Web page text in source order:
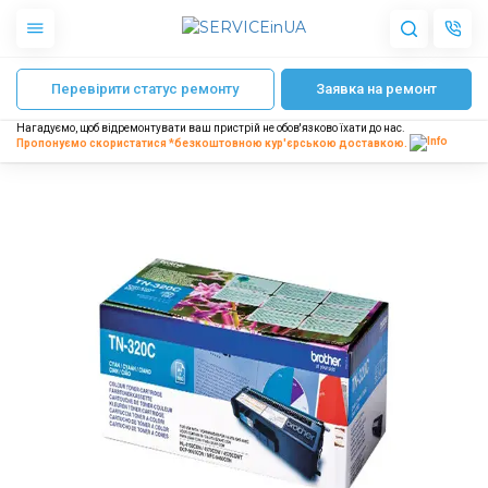
Apple
Гаджети
Акустика
Доставка і оплата
Інтернет-магазин
Перевірити статус ремонту Заявка на ремонт
Нагадуємо, щоб відремонтувати ваш пристрій не обов'язково їхати до нас.
Пропонуємо скористатися *безкоштовною кур'єрською доставкою.
Головна Заправка картриджа Brother TN-320C